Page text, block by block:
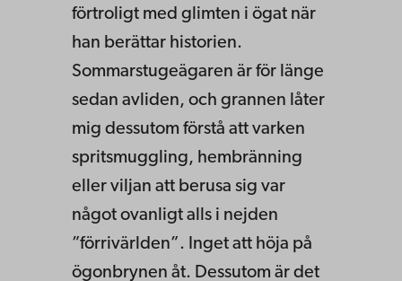
förtroligt med glimten i ögat när
han berättar historien.
Sommarstugeägaren är för länge
sedan avliden, och grannen låter
mig dessutom förstå att varken
spritsmuggling, hembränning
eller viljan att berusa sig var
något ovanligt alls i nejden
”förrivärlden”. Inget att höja på
ögonbrynen åt. Dessutom är det